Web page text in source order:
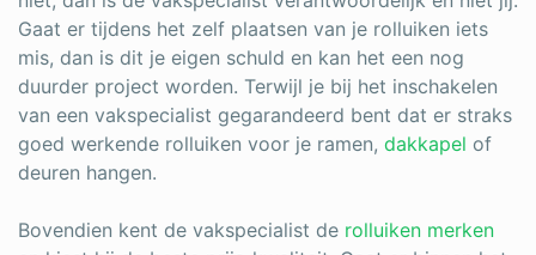
Gaat er tijdens het zelf plaatsen van je rolluiken iets
mis, dan is dit je eigen schuld en kan het een nog
duurder project worden. Terwijl je bij het inschakelen
van een vakspecialist gegarandeerd bent dat er straks
goed werkende rolluiken voor je ramen, dakkapel of
deuren hangen.
Bovendien kent de vakspecialist de rolluiken merken